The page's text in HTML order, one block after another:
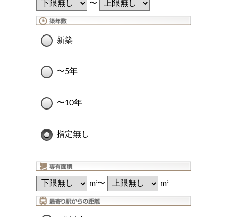
〜
新築
〜5年
〜10年
指定無し
m2〜 m2